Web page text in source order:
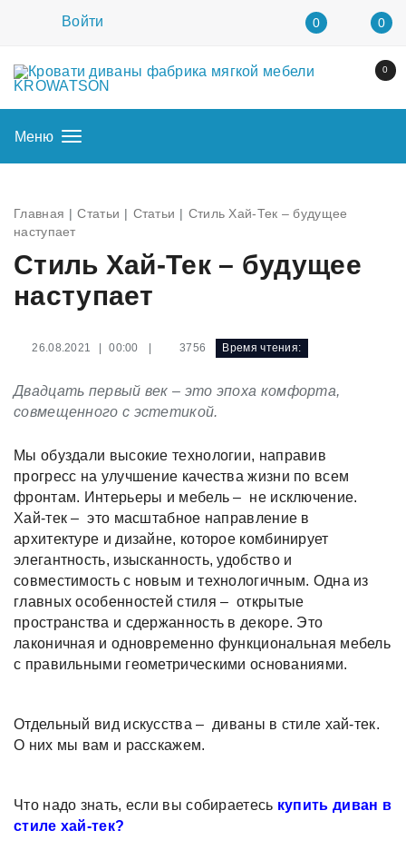
Войти 0 0
0
Меню
Главная Статьи Статьи
Стиль Хай-Тек – будущее
наступает
Стиль Хай-Тек – будущее
наступает
26.08.2021 | 00:00 | 3756 Время чтения:
Двадцать первый век – это эпоха комфорта,
совмещенного с эстетикой.
Мы обуздали высокие технологии, направив
прогресс на улучшение качества жизни по всем
фронтам. Интерьеры и мебель – не исключение.
Хай-тек – это масштабное направление в
архитектуре и дизайне, которое комбинирует
элегантность, изысканность, удобство и
совместимость с новым и технологичным. Одна из
главных особенностей стиля – открытые
пространства и сдержанность в декоре. Это
лаконичная и одновременно функциональная мебель
с правильными геометрическими основаниями.
Отдельный вид искусства – диваны в стиле хай-тек.
О них мы вам и расскажем.
Что надо знать, если вы собираетесь купить диван в
стиле хай-тек?